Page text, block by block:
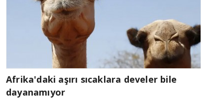
Afrika'daki aşırı sıcaklara develer bile
dayanamıyor